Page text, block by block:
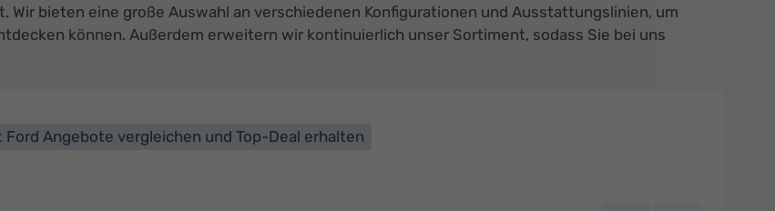
bieten eine große Auswahl an verschiedenen Konfigurationen und Ausstattungslinien, um
können. Außerdem erweitern wir kontinuierlich unser Sortiment, sodass Sie bei uns
Angebote vergleichen und Top-Deal erhalten